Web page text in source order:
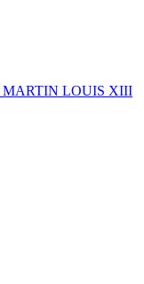
MARTIN LOUIS XIII